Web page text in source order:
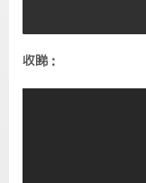
收睇：